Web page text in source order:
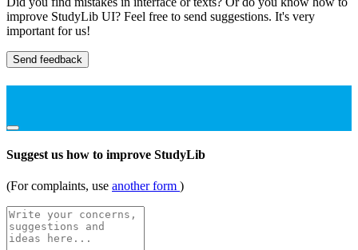
improve StudyLib UI? Feel free to send suggestions. It's very
important for us!
Send feedback
Suggest us how to improve StudyLib
(For complaints, use another form )